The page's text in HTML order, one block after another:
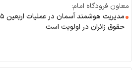
معاون فرودگاه امام:
حقوق زائران در اولویت است